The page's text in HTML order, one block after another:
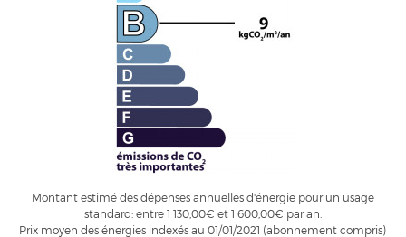
Montant estimé des dépenses annuelles d'énergie pour un usage
standard: entre 1 130,00€ et 1 600,00€ par an.
Prix moyen des énergies indexés au 01/01/2021 (abonnement compris)